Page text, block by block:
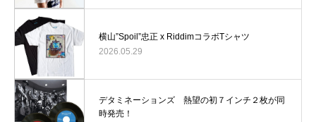
横山”Spoil”忠正 x RiddimコラボTシャツ
2026.05.29
デタミネーションズ 熱望の初７インチ２枚が同
時発売！